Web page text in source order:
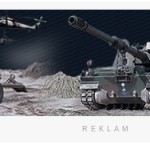
REKLAM